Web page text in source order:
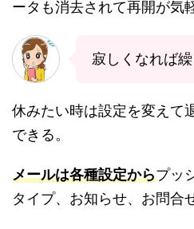
ータも消去されて再開が気
寂しくなれば
休みたい時は設定を変えて
できる。
メールは各種設定からプッ
タイプ、お知らせ、お問合